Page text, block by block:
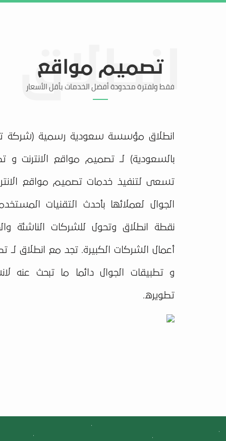
تصميم مواقع
فقط ولفترة محدودة أفضل الخدمات بأقل الأسعار
انطلاق مؤسسة سعودية رسمية (شركة
بالسعودية) لـ تصميم مواقع الانترنت و
تسعى لتنفيذ خدمات تصميم مواقع
الجوال لعملائها بأحدث التقنيات
نقطة انطلاق وتحول للشركات الناشئة
أعمال الشركات الكبيرة. تجد مع انطلاق لـ
و تطبيقات الجوال دائما ما تبحث عنه
تطويره.